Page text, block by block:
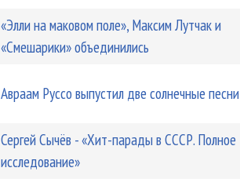
«Элли на маковом поле», Максим Лутчак и
«Смешарики» объединились
Авраам Руссо выпустил две солнечные песни
Сергей Сычёв - «Хит-парады в СССР. Полное
исследование»